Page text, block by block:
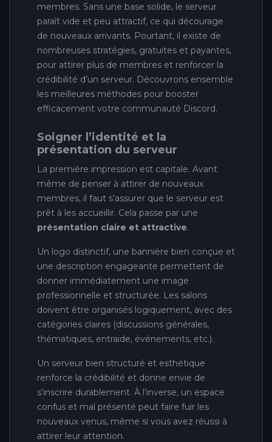
membres. Sans une base solide, le serveur
paraît vide et peu attractif, ce qui décourage
de nouveaux arrivants. Pourtant, il existe de
nombreuses stratégies, gratuites et payantes,
pour attirer plus de membres et renforcer la
crédibilité d’un serveur. Découvrons ensemble
les meilleures méthodes pour booster
efficacement votre communauté Discord.
Soigner l’identité et la
présentation du serveur
La première impression est capitale. Avant
même de penser à attirer de nouveaux
membres, il faut s’assurer que le serveur est
prêt à les accueillir. Cela passe par une
présentation claire et attractive.
Un logo distinctif, une bannière bien conçue et
une description engageante permettent de
donner immédiatement une image
professionnelle et structurée. Les salons
doivent être organisés logiquement, avec des
catégories claires (discussions générales,
thématiques, entraide, événements, etc.).
Un serveur bien structuré et esthétique
renforce la crédibilité et donne envie de
s’inscrire durablement. À l’inverse, un espace
confus et mal présenté peut faire fuir les
nouveaux venus, même si vous avez réussi à
attirer leur attention.